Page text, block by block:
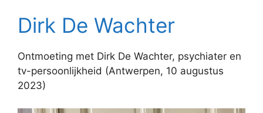
Dirk De Wachter
Ontmoeting met Dirk De Wachter, psychiater en
tv-persoonlijkheid (Antwerpen, 10 augustus
2023)